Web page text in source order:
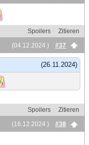
Spoilers
Zitieren
(04.12.2024 )
#37
(26.11.2024)
Spoilers
Zitieren
(16.12.2024 )
#38